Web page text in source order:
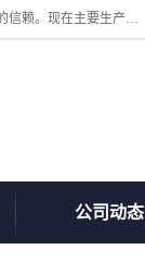
诸城汇泽机械有限公司是一家高新技术设备制造企业。公司坚持以高技术和，高服务于用户，以的环保机械制造设备赢的用户的信赖。现在主要生产死亡畜禽无害化处理和立式和卧式有机肥设备，搅拌机，烘干机，高温发酵机等。污水处理设备，固液分离机。气浮机，化制机等。公司秉承品质，用户至上，科技创新的经营理。
公司动态